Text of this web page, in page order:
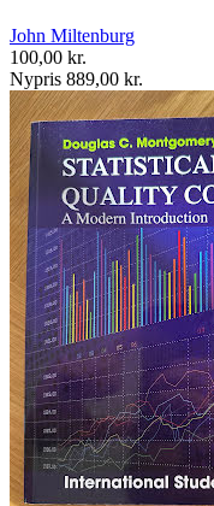
John Miltenburg
100,00 kr.
Nypris 889,00 kr.